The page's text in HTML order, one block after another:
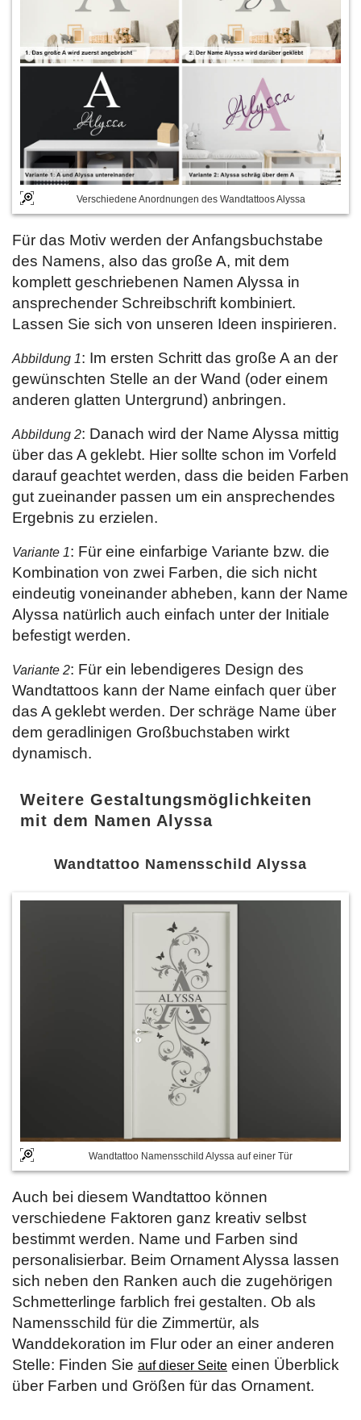
Verschiedene Anordnungen des Wandtattoos Alyssa
Für das Motiv werden der Anfangsbuchstabe
des Namens, also das große A, mit dem
komplett geschriebenen Namen Alyssa in
ansprechender Schreibschrift kombiniert.
Lassen Sie sich von unseren Ideen inspirieren.
Abbildung 1: Im ersten Schritt das große A an der
gewünschten Stelle an der Wand (oder einem
anderen glatten Untergrund) anbringen.
Abbildung 2: Danach wird der Name Alyssa mittig
über das A geklebt. Hier sollte schon im Vorfeld
darauf geachtet werden, dass die beiden Farben
gut zueinander passen um ein ansprechendes
Ergebnis zu erzielen.
Variante 1: Für eine einfarbige Variante bzw. die
Kombination von zwei Farben, die sich nicht
eindeutig voneinander abheben, kann der Name
Alyssa natürlich auch einfach unter der Initiale
befestigt werden.
Variante 2: Für ein lebendigeres Design des
Wandtattoos kann der Name einfach quer über
das A geklebt werden. Der schräge Name über
dem geradlinigen Großbuchstaben wirkt
dynamisch.
Weitere Gestaltungsmöglichkeiten
mit dem Namen Alyssa
Wandtattoo Namensschild Alyssa
Wandtattoo Namensschild Alyssa auf einer Tür
Auch bei diesem Wandtattoo können
verschiedene Faktoren ganz kreativ selbst
bestimmt werden. Name und Farben sind
personalisierbar. Beim Ornament Alyssa lassen
sich neben den Ranken auch die zugehörigen
Schmetterlinge farblich frei gestalten. Ob als
Namensschild für die Zimmertür, als
Wanddekoration im Flur oder an einer anderen
Stelle: Finden Sie auf dieser Seite einen Überblick
über Farben und Größen für das Ornament.